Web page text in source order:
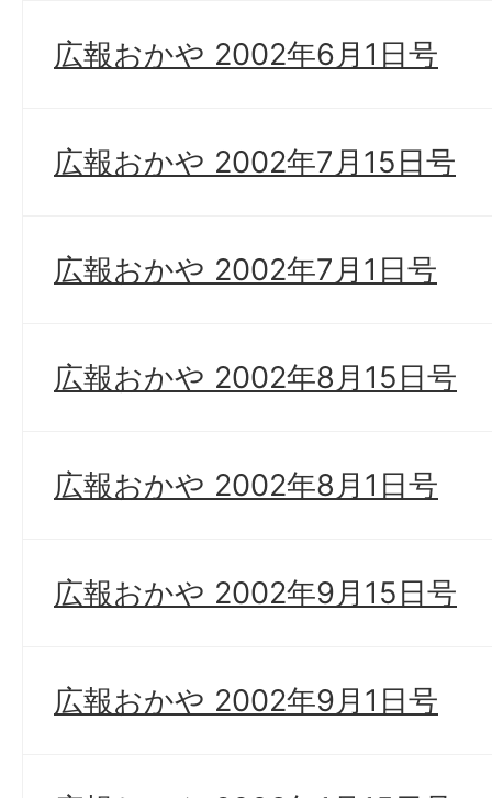
広報おかや 2002年6月1日号
広報おかや 2002年7月15日号
広報おかや 2002年7月1日号
広報おかや 2002年8月15日号
広報おかや 2002年8月1日号
広報おかや 2002年9月15日号
広報おかや 2002年9月1日号